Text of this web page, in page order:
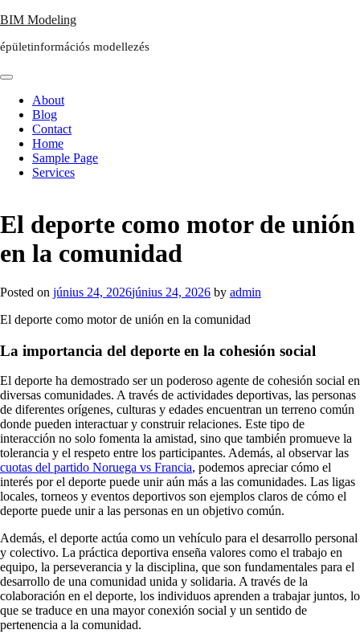
Skip
content
BIM Modeling
épületinformációs modellezés
About
Blog
Contact
Home
Sample Page
Services
El deporte como motor de unión
en la comunidad
Posted on június 24, 2026június 24, 2026 by admin
El deporte como motor de unión en la comunidad
La importancia del deporte en la cohesión social
El deporte ha demostrado ser un poderoso agente de cohesión social en
diversas comunidades. A través de actividades deportivas, las personas
de diferentes orígenes, culturas y edades encuentran un terreno común
donde pueden interactuar y construir relaciones. Este tipo de
interacción no solo fomenta la amistad, sino que también promueve la
tolerancia y el respeto entre los participantes. Además, al observar las
cuotas del partido Noruega vs Francia, podemos apreciar cómo el
interés por el deporte puede unir aún más a las comunidades. Las ligas
locales, torneos y eventos deportivos son ejemplos claros de cómo el
deporte puede unir a las personas en un objetivo común.
Además, el deporte actúa como un vehículo para el desarrollo personal
y colectivo. La práctica deportiva enseña valores como el trabajo en
equipo, la perseverancia y la disciplina, que son fundamentales para el
desarrollo de una comunidad unida y solidaria. A través de la
colaboración en el deporte, los individuos aprenden a trabajar juntos, lo
que se traduce en una mayor conexión social y un sentido de
pertenencia a la comunidad.